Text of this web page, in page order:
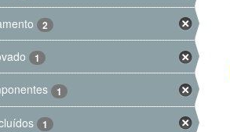
2
1
1
1